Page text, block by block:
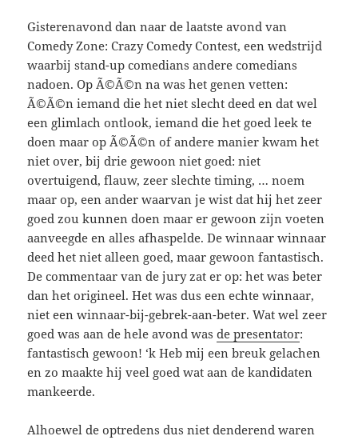
Gisterenavond dan naar de laatste avond van
Comedy Zone: Crazy Comedy Contest, een wedstrijd
waarbij stand-up comedians andere comedians
nadoen. Op Ã©Ã©n na was het genen vetten:
Ã©Ã©n iemand die het niet slecht deed en dat wel
een glimlach ontlook, iemand die het goed leek te
doen maar op Ã©Ã©n of andere manier kwam het
niet over, bij drie gewoon niet goed: niet
overtuigend, flauw, zeer slechte timing, … noem
maar op, een ander waarvan je wist dat hij het zeer
goed zou kunnen doen maar er gewoon zijn voeten
aanveegde en alles afhaspelde. De winnaar winnaar
deed het niet alleen goed, maar gewoon fantastisch.
De commentaar van de jury zat er op: het was beter
dan het origineel. Het was dus een echte winnaar,
niet een winnaar-bij-gebrek-aan-beter. Wat wel zeer
goed was aan de hele avond wasde presentator:
fantastisch gewoon! ‘k Heb mij een breuk gelachen
en zo maakte hij veel goed wat aan de kandidaten
mankeerde.
Alhoewel de optredens dus niet denderend waren